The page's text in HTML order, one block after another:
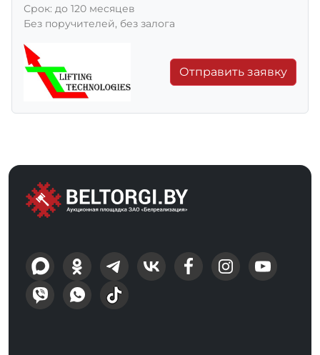
Срок: до 120 месяцев
Без поручителей, без залога
Отправить заявку